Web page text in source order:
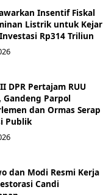
Insentif Fiskal
Listrik untuk Kejar
Rp314 Triliun
DPR Pertajam RUU
Gandeng Parpol
dan Ormas Serap
Publik
dan Modi Resmi Kerja
Candi